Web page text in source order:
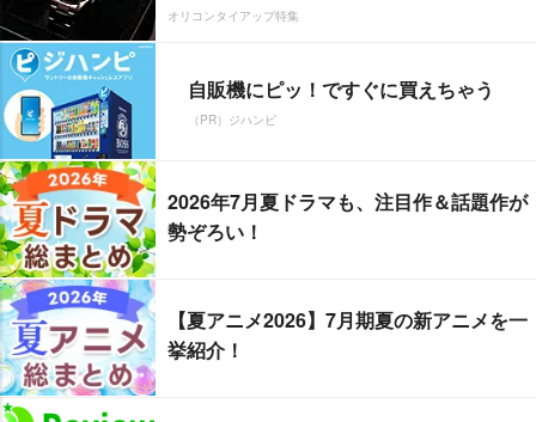
オリコンタイアップ特集
自販機にピッ！ですぐに買えちゃう
（PR）ジハンピ
2026年7月夏ドラマも、注目作＆話題作が
勢ぞろい！
【夏アニメ2026】7月期夏の新アニメを一
挙紹介！